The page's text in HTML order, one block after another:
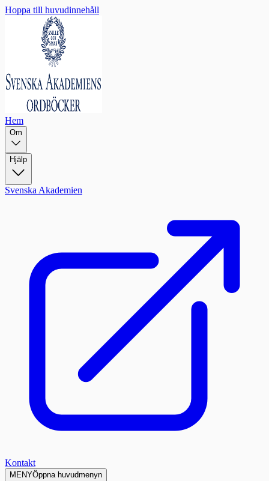
Hoppa till huvudinnehåll
Hem
Om
Hjälp
Svenska Akademien
Kontakt
MENYÖppna huvudmenyn